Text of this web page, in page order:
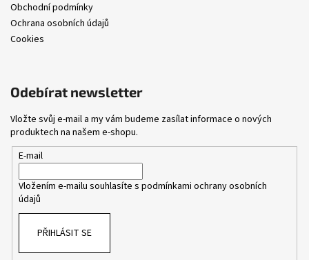
Obchodní podmínky
Ochrana osobních údajů
Cookies
Odebírat newsletter
Vložte svůj e-mail a my vám budeme zasílat informace o nových
produktech na našem e-shopu.
E-mail
Vložením e-mailu souhlasíte s podmínkami ochrany osobních
údajů
PŘIHLÁSIT SE